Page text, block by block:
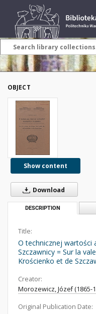
OBJECT
Show content
Download
DESCRIPTION
Title:
O technicznej wartości
Szczawnicy = Sur la
Krościenko et de
Creator:
Morozewicz, Józef (1865-
Original Publication Date: